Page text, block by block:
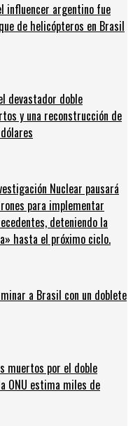
influencer argentino fue
de helicópteros en Brasil
devastador doble
y una reconstrucción de
Nuclear pausará
para implementar
deteniendo la
hasta el próximo ciclo.
a Brasil con un doblete
muertos por el doble
ONU estima miles de